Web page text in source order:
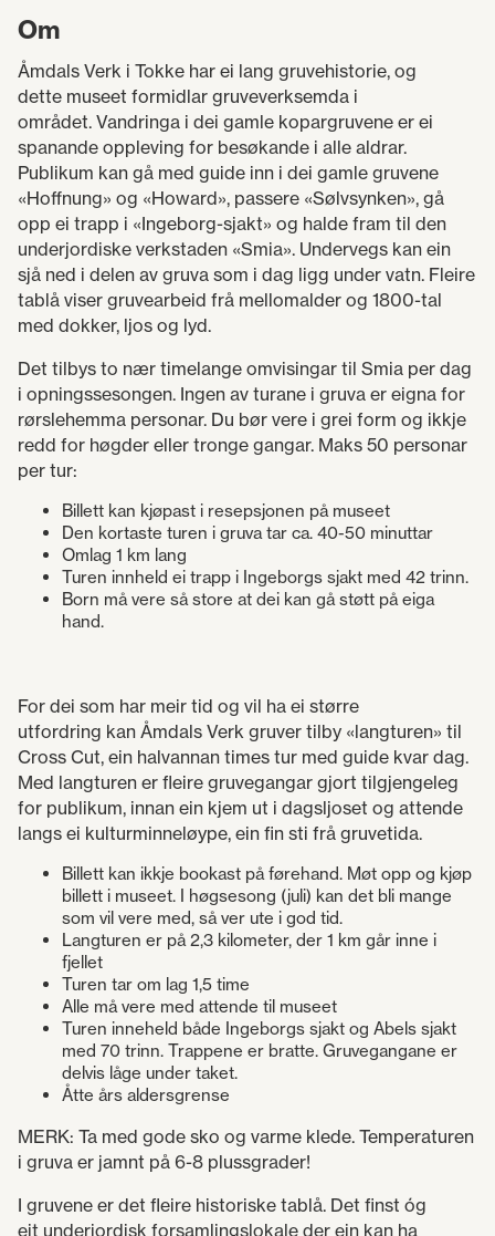
Om
Åmdals Verk i Tokke har ei lang gruvehistorie, og
dette museet formidlar gruveverksemda i
området. Vandringa i dei gamle kopargruvene er ei
spanande oppleving for besøkande i alle aldrar.
Publikum kan gå med guide inn i dei gamle gruvene
«Hoffnung» og «Howard», passere «Sølvsynken», gå
opp ei trapp i «Ingeborg-sjakt» og halde fram til den
underjordiske verkstaden «Smia». Undervegs kan ein
sjå ned i delen av gruva som i dag ligg under vatn. Fleire
tablå viser gruvearbeid frå mellomalder og 1800-tal
med dokker, ljos og lyd.
Det tilbys to nær timelange omvisingar til Smia per dag
i opningssesongen. Ingen av turane i gruva er eigna for
rørslehemma personar. Du bør vere i grei form og ikkje
redd for høgder eller tronge gangar. Maks 50 personar
per tur:
Billett kan kjøpast i resepsjonen på museet
Den kortaste turen i gruva tar ca. 40-50 minuttar
Omlag 1 km lang
Turen innheld ei trapp i Ingeborgs sjakt med 42 trinn.
Born må vere så store at dei kan gå støtt på eiga
hand.
For dei som har meir tid og vil ha ei større
utfordring kan Åmdals Verk gruver tilby «langturen» til
Cross Cut, ein halvannan times tur med guide kvar dag.
Med langturen er fleire gruvegangar gjort tilgjengeleg
for publikum, innan ein kjem ut i dagsljoset og attende
langs ei kulturminneløype, ein fin sti frå gruvetida.
Billett kan ikkje bookast på førehand. Møt opp og kjøp
billett i museet. I høgsesong (juli) kan det bli mange
som vil vere med, så ver ute i god tid.
Langturen er på 2,3 kilometer, der 1 km går inne i
fjellet
Turen tar om lag 1,5 time
Alle må vere med attende til museet
Turen inneheld både Ingeborgs sjakt og Abels sjakt
med 70 trinn. Trappene er bratte. Gruvegangane er
delvis låge under taket.
Åtte års aldersgrense
MERK: Ta med gode sko og varme klede. Temperaturen
i gruva er jamnt på 6-8 plussgrader!
I gruvene er det fleire historiske tablå. Det finst óg
eit underjordisk forsamlingslokale der ein kan ha